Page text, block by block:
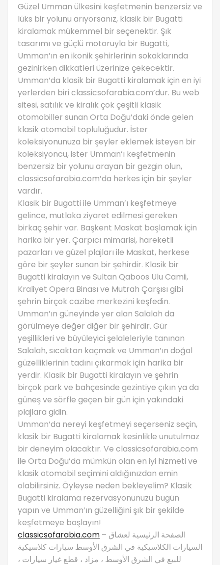
Güzel Umman ülkesini keşfetmenin benzersiz ve
lüks bir yolunu arıyorsanız, klasik bir Bugatti
kiralamak mükemmel bir seçenektir. Şık
tasarımı ve güçlü motoruyla bir Bugatti,
Umman’ın en ikonik şehirlerinin sokaklarında
gezinirken dikkatleri üzerinize çekecektir.
Umman’da klasik bir Bugatti kiralamak için en iyi
yerlerden biri classicsofarabia.com’dur. Bu web
sitesi, satılık ve kiralık çok çeşitli klasik
otomobiller sunan Orta Doğu’daki önde gelen
klasik otomobil topluluğudur. İster
koleksiyonunuza bir şeyler eklemek isteyen bir
koleksiyoncu, ister Umman’ı keşfetmenin
benzersiz bir yolunu arayan bir gezgin olun,
classicsofarabia.com’da herkes için bir şeyler
vardır.
Klasik bir Bugatti ile Umman’ı keşfetmeye
gelince, mutlaka ziyaret edilmesi gereken
birkaç şehir var. Başkent Maskat başlamak için
harika bir yer. Çarpıcı mimarisi, hareketli
pazarları ve güzel plajları ile Maskat, herkese
göre bir şeyler sunan bir şehirdir. Klasik bir
Bugatti kiralayın ve Sultan Qaboos Ulu Camii,
Kraliyet Opera Binası ve Mutrah Çarşısı gibi
şehrin birçok cazibe merkezini keşfedin.
Umman’ın güneyinde yer alan Salalah da
görülmeye değer diğer bir şehirdir. Gür
yeşillikleri ve büyüleyici şelaleleriyle tanınan
Salalah, sıcaktan kaçmak ve Umman’ın doğal
güzelliklerinin tadını çıkarmak için harika bir
yerdir. Klasik bir Bugatti kiralayın ve şehrin
birçok park ve bahçesinde gezintiye çıkın ya da
güneş ve sörfle geçen bir gün için yakındaki
plajlara gidin.
Umman’da nereyi keşfetmeyi seçerseniz seçin,
klasik bir Bugatti kiralamak kesinlikle unutulmaz
bir deneyim olacaktır. Ve classicsofarabia.com
ile Orta Doğu’da mümkün olan en iyi hizmeti ve
klasik otomobil seçimini aldığınızdan emin
olabilirsiniz. Öyleyse neden bekleyelim? Klasik
Bugatti kiralama rezervasyonunuzu bugün
yapın ve Umman’ın güzelliğini şık bir şekilde
keşfetmeye başlayın!
classicsofarabia.com – الصفحة الرئيسية لعشاق
السيارات الكلاسيكية في الشرق الأوسط سيارات كلاسيكية
للبيع في الشرق الأوسط ، مزاد ، قطع غيار سيارات ،